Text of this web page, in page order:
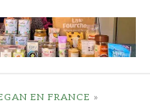
EN FRANCE »